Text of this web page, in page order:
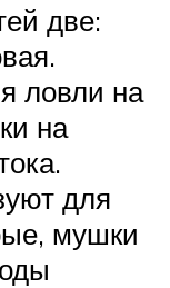
две:
ловли на
на
для
мушки